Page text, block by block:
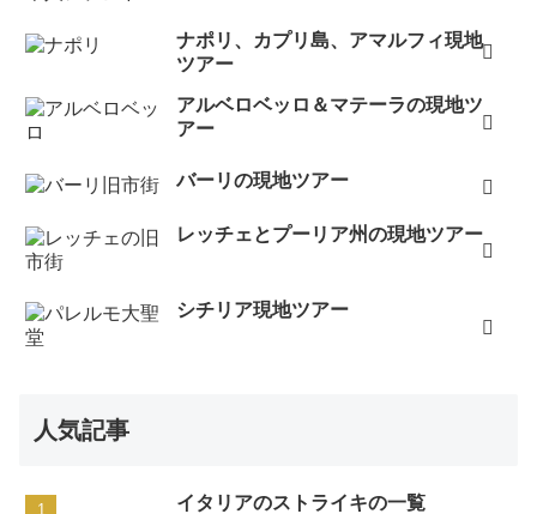
ナポリ、カプリ島、アマルフィ現地
ツアー
アルベロベッロ＆マテーラの現地ツ
アー
バーリの現地ツアー
レッチェとプーリア州の現地ツアー
シチリア現地ツアー
人気記事
イタリアのストライキの一覧